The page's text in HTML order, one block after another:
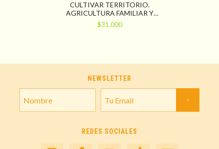
CULTIVAR TERRITORIO.
AGRICULTURA FAMILIAR Y
POLÍTICA PÚBLICA EN EL
CONURBANO BONAERENSE
$31.000
NEWSLETTER
REDES SOCIALES